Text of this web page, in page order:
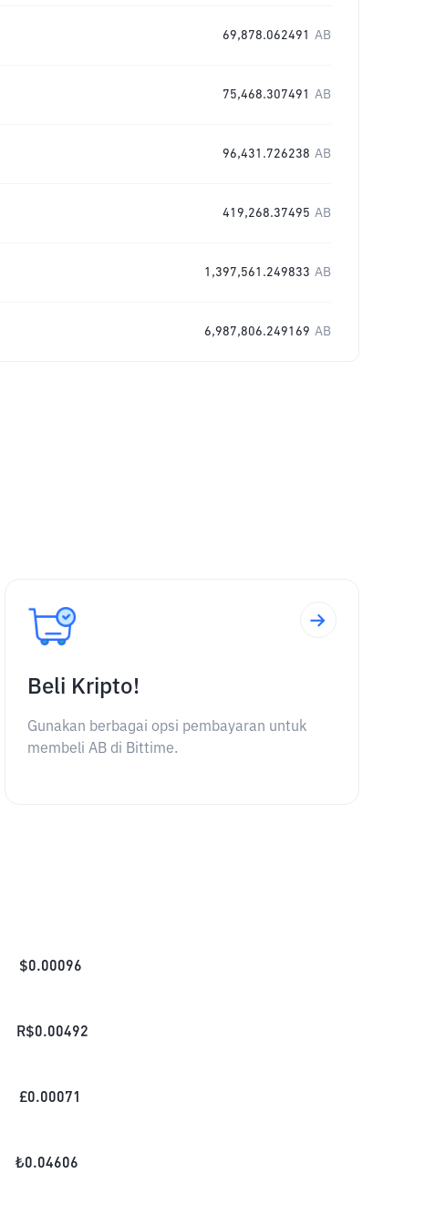
69,878.062491 AB
75,468.307491 AB
96,431.726238 AB
419,268.37495 AB
1,397,561.249833 AB
6,987,806.249169 AB
Beli Kripto!
Gunakan berbagai opsi pembayaran untuk
membeli AB di Bittime.
$0.00096
R$0.00492
£0.00071
₺0.04606